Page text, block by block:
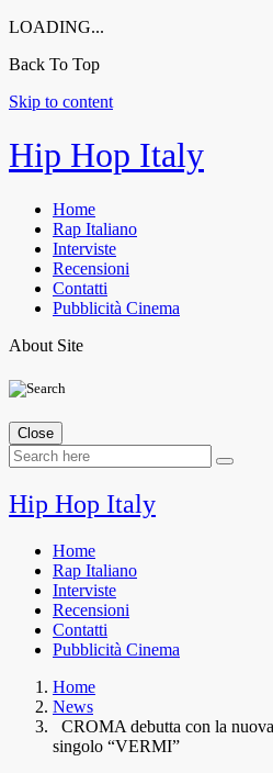
LOADING...
Back To Top
Skip to content
Hip Hop Italy
Home
Rap Italiano
Interviste
Recensioni
Contatti
Pubblicità Cinema
About Site
Close
Hip Hop Italy
Home
Rap Italiano
Interviste
Recensioni
Contatti
Pubblicità Cinema
Home
News
CROMA debutta con la
singolo “VERMI”